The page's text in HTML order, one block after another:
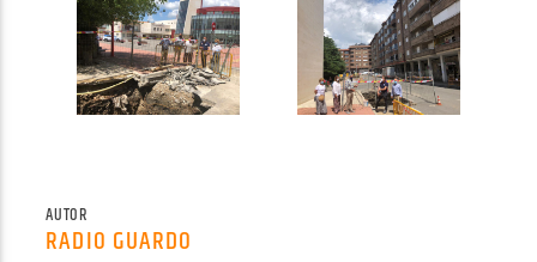
AUTOR
RADIO GUARDO